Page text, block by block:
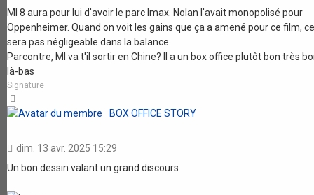
MI 8 aura pour lui d'avoir le parc Imax. Nolan l'avait monopolisé pour
Oppenheimer. Quand on voit les gains que ça a amené pour ce film, ce
sera pas négligeable dans la balance.
Parcontre, MI va t'il sortir en Chine? Il a un box office plutôt bon très
là-bas
Signature
BOX OFFICE STORY
dim. 13 avr. 2025 15:29
Un bon dessin valant un grand discours